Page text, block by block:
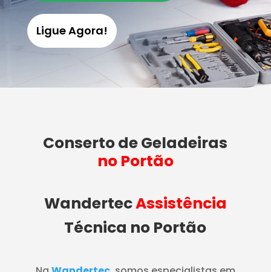
Ligue Agora!
Conserto de Geladeiras
no Portão
WandertecAssistência
Técnica no Portão